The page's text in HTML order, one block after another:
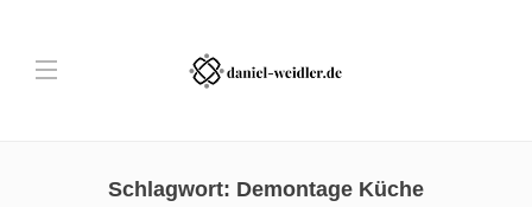
Schlagwort: Demontage Küche